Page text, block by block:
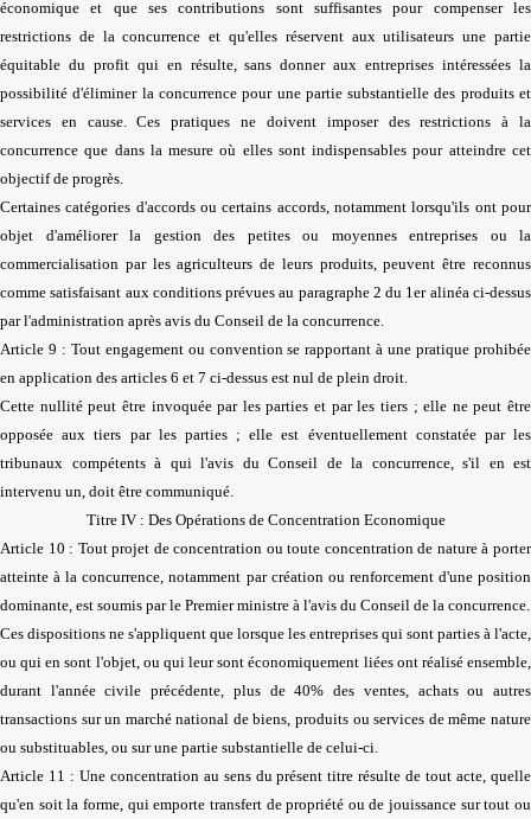
économique et que ses contributions sont suffisantes pour compenser les
restrictions de la concurrence et qu'elles réservent aux utilisateurs une partie
équitable du profit qui en résulte, sans donner aux entreprises intéressées la
possibilité d'éliminer la concurrence pour une partie substantielle des produits et
services en cause. Ces pratiques ne doivent imposer des restrictions à la
concurrence que dans la mesure où elles sont indispensables pour atteindre cet
objectif de progrès.
Certaines catégories d'accords ou certains accords, notamment lorsqu'ils ont pour
objet d'améliorer la gestion des petites ou moyennes entreprises ou la
commercialisation par les agriculteurs de leurs produits, peuvent être reconnus
comme satisfaisant aux conditions prévues au paragraphe 2 du 1er alinéa ci-dessus
par l'administration après avis du Conseil de la concurrence.
Article 9 : Tout engagement ou convention se rapportant à une pratique prohibée
en application des articles 6 et 7 ci-dessus est nul de plein droit.
Cette nullité peut être invoquée par les parties et par les tiers ; elle ne peut être
opposée aux tiers par les parties ; elle est éventuellement constatée par les
tribunaux compétents à qui l'avis du Conseil de la concurrence, s'il en est
intervenu un, doit être communiqué.
Titre IV : Des Opérations de Concentration Economique
Article 10 : Tout projet de concentration ou toute concentration de nature à porter
atteinte à la concurrence, notamment par création ou renforcement d'une position
dominante, est soumis par le Premier ministre à l'avis du Conseil de la concurrence.
Ces dispositions ne s'appliquent que lorsque les entreprises qui sont parties à l'acte,
ou qui en sont l'objet, ou qui leur sont économiquement liées ont réalisé ensemble,
durant l'année civile précédente, plus de 40% des ventes, achats ou autres
transactions sur un marché national de biens, produits ou services de même nature
ou substituables, ou sur une partie substantielle de celui-ci.
Article 11 : Une concentration au sens du présent titre résulte de tout acte, quelle
qu'en soit la forme, qui emporte transfert de propriété ou de jouissance sur tout ou